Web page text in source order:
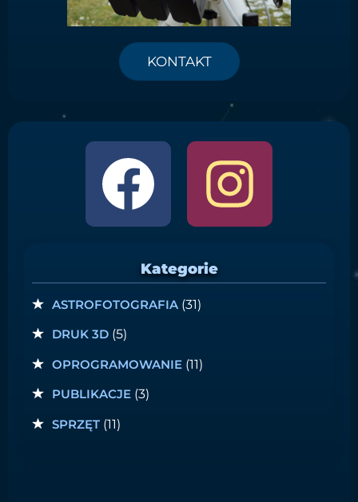
KONTAKT
Kategorie
ASTROFOTOGRAFIA (31)
DRUK 3D (5)
OPROGRAMOWANIE (11)
PUBLIKACJE (3)
SPRZĘT (11)